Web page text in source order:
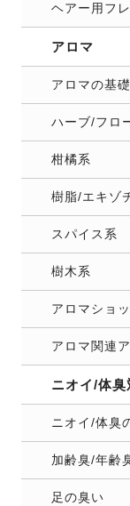
ヘアー用フ
アロマ
アロマの基礎
ハーブ/フロ
柑橘系
樹脂/エキゾ
スパイス系
樹木系
アロマショ
アロマ関連
ニオイ/体臭
ニオイ/体臭
加齢臭/年齢
足の臭い